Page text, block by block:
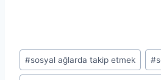
Post
Tags:
#sosyal ağlarda takip etmek #